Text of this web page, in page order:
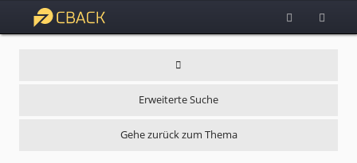
Erweiterte Suche
Gehe zurück zum Thema